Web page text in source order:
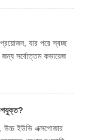
যার পরে স্বচ্ছ
সর্বোত্তম কভারেজ
উচ্চ ইউভি এক্সপোজার